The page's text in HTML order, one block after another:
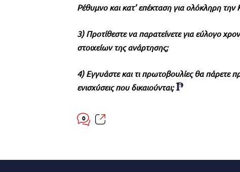
Ρέθυμνο και κατ’ επέκταση για ολόκληρη την
3) Προτίθεστε να παρατείνετε για εύλογο
στοιχείων της ανάρτησης;
4) Εγγυάστε και τι πρωτοβουλίες θα πάρετε
ενισχύσεις που δικαιούνται;
0